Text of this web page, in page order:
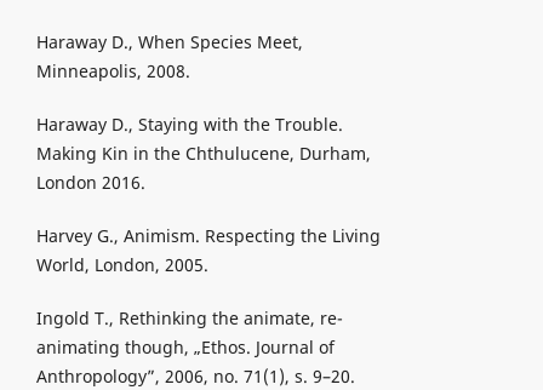
Haraway D., When Species Meet,
Minneapolis, 2008.
Haraway D., Staying with the Trouble.
Making Kin in the Chthulucene, Durham,
London 2016.
Harvey G., Animism. Respecting the Living
World, London, 2005.
Ingold T., Rethinking the animate, re-
animating though, „Ethos. Journal of
Anthropology”, 2006, no. 71(1), s. 9–20.